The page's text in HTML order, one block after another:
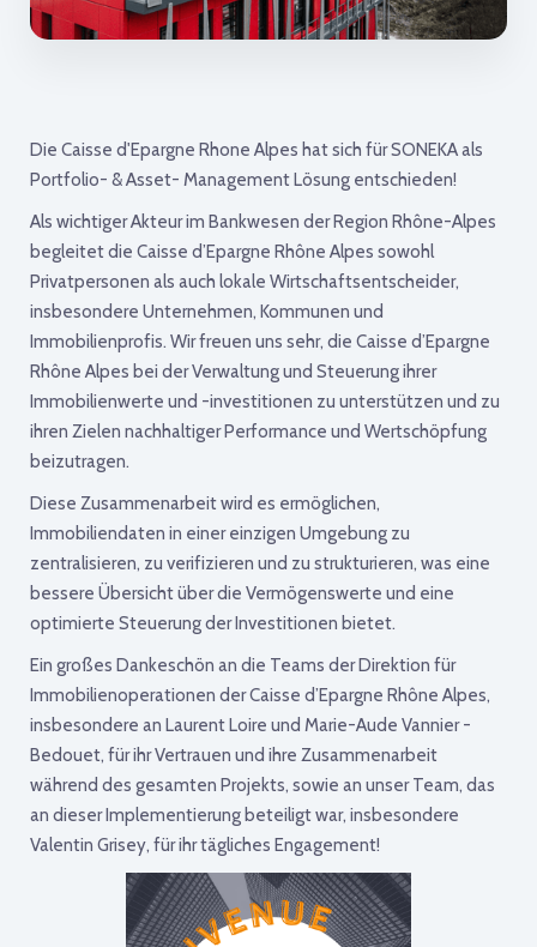
Die Caisse d'Epargne Rhone Alpes hat sich für SONEKA als
Portfolio- & Asset- Management Lösung entschieden!
Als wichtiger Akteur im Bankwesen der Region Rhône-Alpes
begleitet die Caisse d’Epargne Rhône Alpes sowohl
Privatpersonen als auch lokale Wirtschaftsentscheider,
insbesondere Unternehmen, Kommunen und
Immobilienprofis. Wir freuen uns sehr, die Caisse d’Epargne
Rhône Alpes bei der Verwaltung und Steuerung ihrer
Immobilienwerte und -investitionen zu unterstützen und zu
ihren Zielen nachhaltiger Performance und Wertschöpfung
beizutragen.
Diese Zusammenarbeit wird es ermöglichen,
Immobiliendaten in einer einzigen Umgebung zu
zentralisieren, zu verifizieren und zu strukturieren, was eine
bessere Übersicht über die Vermögenswerte und eine
optimierte Steuerung der Investitionen bietet.
Ein großes Dankeschön an die Teams der Direktion für
Immobilienoperationen der Caisse d’Epargne Rhône Alpes,
insbesondere an Laurent Loire und Marie-Aude Vannier -
Bedouet, für ihr Vertrauen und ihre Zusammenarbeit
während des gesamten Projekts, sowie an unser Team, das
an dieser Implementierung beteiligt war, insbesondere
Valentin Grisey, für ihr tägliches Engagement!